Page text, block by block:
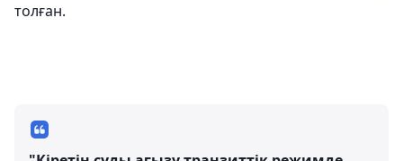
толған.